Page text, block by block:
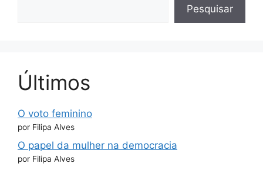
Pesquisar
Últimos
O voto feminino
por Filipa Alves
O papel da mulher na democracia
por Filipa Alves